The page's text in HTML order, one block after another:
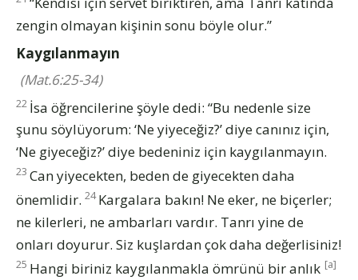
zengin olmayan kişinin sonu böyle olur.”
Kaygılanmayın
(Mat.6:25-34)
22 İsa öğrencilerine şöyle dedi: “Bu nedenle size
şunu söylüyorum: ‘Ne yiyeceğiz?’ diye canınız için,
‘Ne giyeceğiz?’ diye bedeniniz için kaygılanmayın.
23 Can yiyecekten, beden de giyecekten daha
önemlidir. 24 Kargalara bakın! Ne eker, ne biçerler;
ne kilerleri, ne ambarları vardır. Tanrı yine de
onları doyurur. Siz kuşlardan çok daha değerlisiniz!
25 Hangi biriniz kaygılanmakla ömrünü bir anlık [a]